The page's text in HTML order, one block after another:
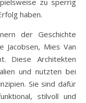
zu sperrig
haben.
der Geschichte
Jacobsen, Mies Van
Diese Architekten
und nutzten bei
Sie sind dafür
stilvoll und